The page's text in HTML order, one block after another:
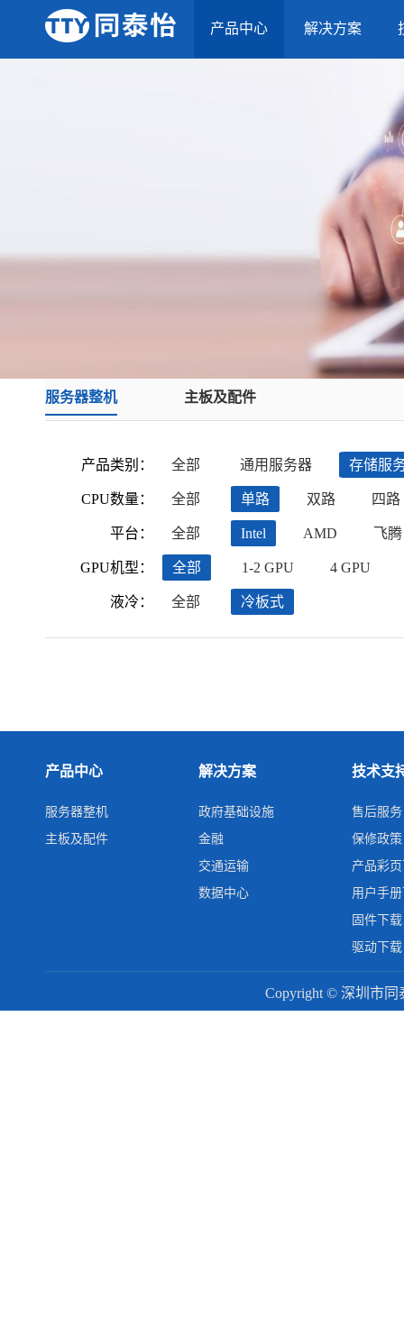
产品中心 解决方案
服务器整机 主板及配件
产品类别：
CPU数量：
平台：
GPU机型：
液冷：
全部 通用服务器 存储服
全部 单路 双路 四路
全部 Intel AMD 飞腾
全部 1-2 GPU 4 GPU
全部 冷板式
产品中心
服务器整机
主板及配件
解决方案
政府基础设施
金融
交通运输
数据中心
技术支
售后服务
保修政策
产品彩
用户手
固件下载
驱动下载
Copyright © 深圳市同